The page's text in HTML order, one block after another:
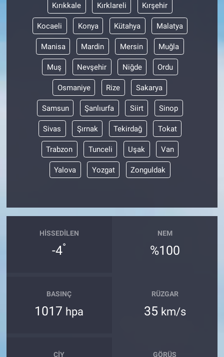
Kırıkkale Kırklareli Kırşehir
Kocaeli Konya Kütahya Malatya
Manisa Mardin Mersin Muğla
Muş Nevşehir Niğde Ordu
Osmaniye Rize Sakarya
Samsun Şanlıurfa Siirt Sinop
Sivas Şırnak Tekirdağ Tokat
Trabzon Tunceli Uşak Van
Yalova Yozgat Zonguldak
HISSEDILEN
-4°
NEM
%100
BASINÇ
1017 hpa
RÜZGAR
35 km/s
ÇIY GÖRÜŞ